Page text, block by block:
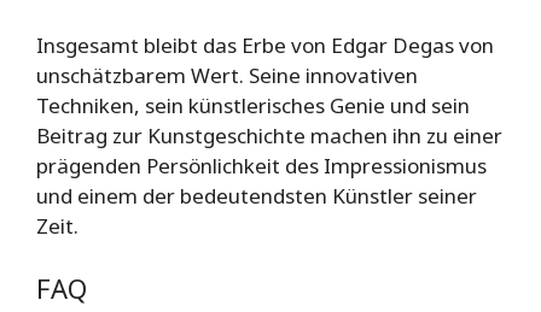
Insgesamt bleibt das Erbe von Edgar Degas von
unschätzbarem Wert. Seine innovativen
Techniken, sein künstlerisches Genie und sein
Beitrag zur Kunstgeschichte machen ihn zu einer
prägenden Persönlichkeit des Impressionismus
und einem der bedeutendsten Künstler seiner
Zeit.
FAQ